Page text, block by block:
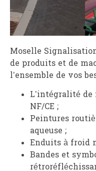
Moselle
de produits et de
l’ensemble de vos
L’intégralité
NF/CE ;
Peintures
aqueuse ;
Enduits à froid
Bandes et